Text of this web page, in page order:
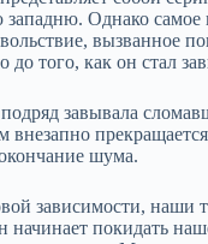
Однако
вызванное
до того, как он стал
завывала
шума.
зависимости, наши
начинает покидать